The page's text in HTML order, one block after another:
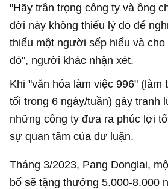
"Hãy trân trọng công ty và ông
đời này không thiếu lý do để
thiếu một người sếp hiểu và
đó", người khác nhận xét.
Khi "văn hóa làm việc 996" (làm
tối trong 6 ngày/tuần) gây tranh
những công ty đưa ra phúc lợi
sự quan tâm của dư luận.
Tháng 3/2023, Pang Donglai,
bố sẽ tặng thưởng 5.000-8.000